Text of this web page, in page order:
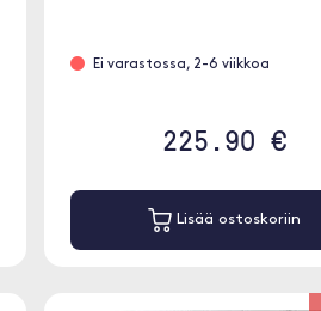
Ei varastossa, 2-6 viikkoa
225.90 €
Lisää ostoskoriin